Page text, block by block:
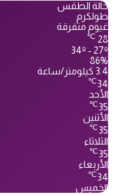
حالة الطقس
طولكرم
غيوم متفرقة
28
℃
34º - 27º
86%
3.4 كيلومتر/ساعة
34
℃
الأحد
35
℃
الأثنين
35
℃
الثلاثاء
35
℃
الأربعاء
34
℃
الخميس